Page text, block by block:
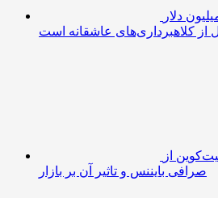
در پی توقیف ۲۵ میلیون دلار
از کلاهبرداری‌های عاشقانه است
بیت‌کوین از
صرافی بایننس و تاثیر آن بر بازار